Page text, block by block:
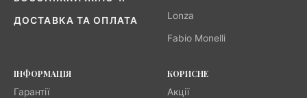
ДОСТАВКА ТА ОПЛАТА Lonza
Fabio Monelli
ІНФОРМАЦІЯ
Гарантії
КОРИСНЕ
Акції